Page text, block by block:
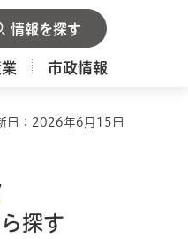
情報を探す
市政情報
日：2026年6月15日
探す